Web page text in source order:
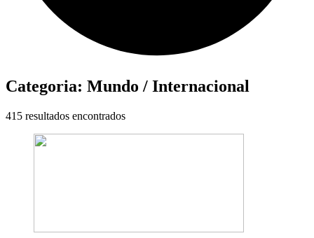
Categoria: Mundo / Internacional
415 resultados encontrados